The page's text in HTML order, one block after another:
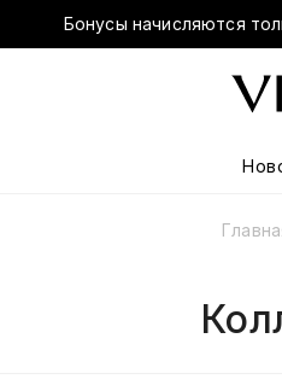
Бонусы начисляются